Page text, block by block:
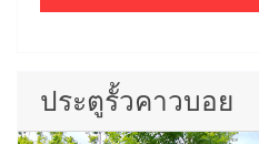
ประตูรั้วคาวบอย